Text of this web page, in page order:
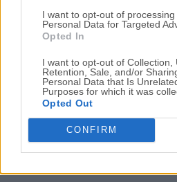
I want to opt-out of processing
Personal Data for Targeted
Opted In
I want to opt-out of Collection,
Retention, Sale, and/or
Personal Data that Is
Purposes for which it was
Opted Out
CONFIRM